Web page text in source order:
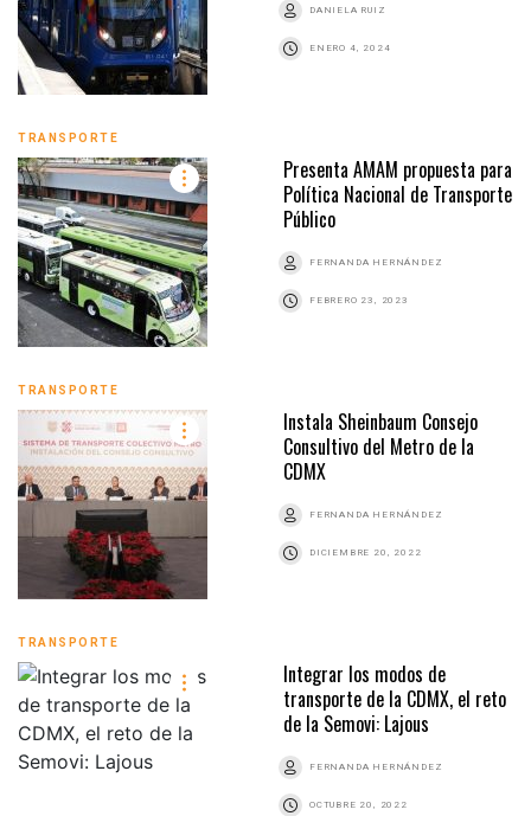
DANIELA RUIZ
ENERO 4, 2024
TRANSPORTE
Presenta AMAM propuesta para
Política Nacional de Transporte
Público
FERNANDA HERNÁNDEZ
FEBRERO 23, 2023
TRANSPORTE
Instala Sheinbaum Consejo
Consultivo del Metro de la
CDMX
FERNANDA HERNÁNDEZ
DICIEMBRE 20, 2022
TRANSPORTE
Integrar los modos de
transporte de la CDMX, el reto
de la Semovi: Lajous
FERNANDA HERNÁNDEZ
OCTUBRE 20, 2022